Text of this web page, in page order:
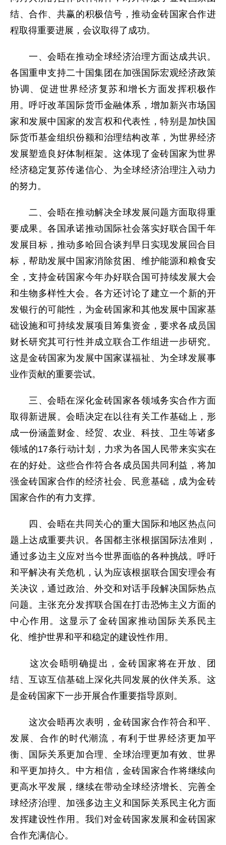
结、合作、共赢的积极信号，推动金砖国家合作进
程取得重要进展，会议取得了成功。
一、会晤在推动全球经济治理方面达成共识。
各国重申支持二十国集团在加强国际宏观经济政策
协调、促进世界经济复苏和增长方面发挥积极作
用。呼吁改革国际货币金融体系，增加新兴市场国
家和发展中国家的发言权和代表性，特别是加快国
际货币基金组织份额和治理结构改革，为世界经济
发展塑造良好体制框架。这体现了金砖国家为世界
经济稳定复苏传递信心、为全球经济治理注入动力
的努力。
二、会晤在推动解决全球发展问题方面取得重
要成果。各国承诺推动国际社会落实好联合国千年
发展目标，推动多哈回合谈判早日实现发展回合目
标，帮助发展中国家消除贫困、维护能源和粮食安
全，支持金砖国家今年办好联合国可持续发展大会
和生物多样性大会。各方还讨论了建立一个新的开
发银行的可能性，为金砖国家和其他发展中国家基
础设施和可持续发展项目筹集资金，要求各成员国
财长研究其可行性并成立联合工作组进一步研究。
这是金砖国家为发展中国家谋福祉、为全球发展事
业作贡献的重要尝试。
三、会晤在深化金砖国家各领域务实合作方面
取得新进展。会晤决定在以往有关工作基础上，形
成一份涵盖财金、经贸、农业、科技、卫生等诸多
领域的17条行动计划，力求为各国人民带来实实在
在的好处。这些合作符合各成员国共同利益，将加
强金砖国家合作的经济社会、民意基础，成为金砖
国家合作的有力支撑。
四、会晤在共同关心的重大国际和地区热点问
题上达成重要共识。各国都主张根据国际法准则，
通过多边主义应对当今世界面临的各种挑战。呼吁
和平解决有关危机，认为应该根据联合国安理会有
关决议，通过政治、外交和对话手段解决国际热点
问题。主张充分发挥联合国在打击恐怖主义方面的
中心作用。这显示了金砖国家推动国际关系民主
化、维护世界和平和稳定的建设性作用。
这次会晤明确提出，金砖国家将在开放、团
结、互谅互信基础上深化共同发展的伙伴关系。这
是金砖国家下一步开展合作重要指导原则。
这次会晤再次表明，金砖国家合作符合和平、
发展、合作的时代潮流，有利于世界经济更加平
衡、国际关系更加合理、全球治理更加有效、世界
和平更加持久。中方相信，金砖国家合作将继续向
更高水平发展，继续在带动全球经济增长、完善全
球经济治理、加强多边主义和国际关系民主化方面
发挥建设性作用。我们对金砖国家发展和金砖国家
合作充满信心。